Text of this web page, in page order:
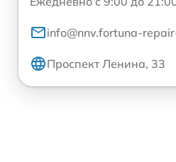
info@nnv.fortuna-
Проспект Ленина, 33